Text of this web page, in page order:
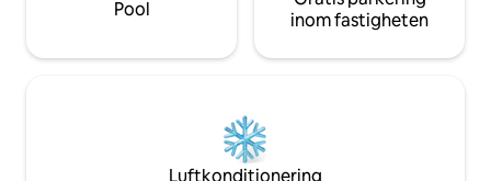
Pool
inom fastigheten
Luftkonditionering